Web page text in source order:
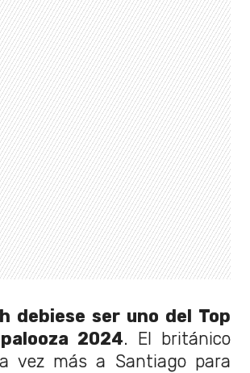
debiese ser uno del Top
2024. El británico
vez más a Santiago para